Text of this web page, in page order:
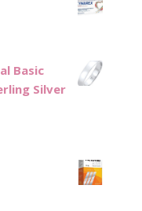
Basic
Silver